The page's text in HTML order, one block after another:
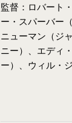
監督：ロバート
ー・スパーバー
ニューマン（ジ
ニー）、エディ
ー）、ウィル・